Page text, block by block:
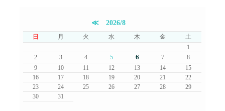
≪ 2026/8
日 月 火 水 木 金
土
1
2
3 4 5 6 7
8
9
10 11 12 13 14
15
16
17 18 19 20 21
22
23
24 25 26 27 28
29
30
31